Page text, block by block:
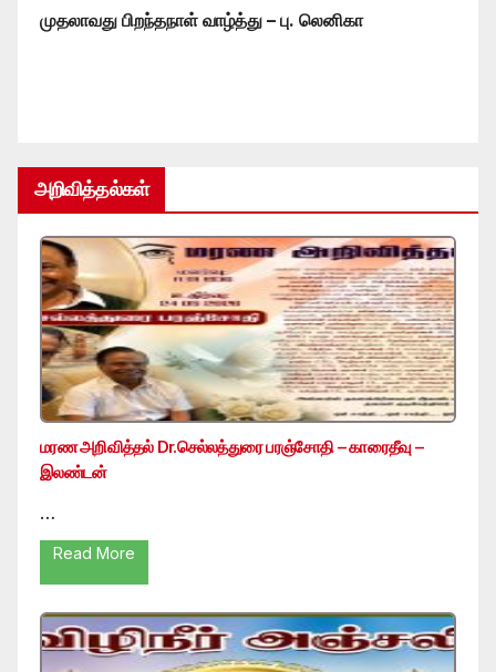
முதலாவது பிறந்தநாள் வாழ்த்து – பு. லெனிகா
அறிவித்தல்கள்
மரண அறிவித்தல் Dr.செல்லத்துரை பரஞ்சோதி – காரைதீவு –
இலண்டன்
…
Read More